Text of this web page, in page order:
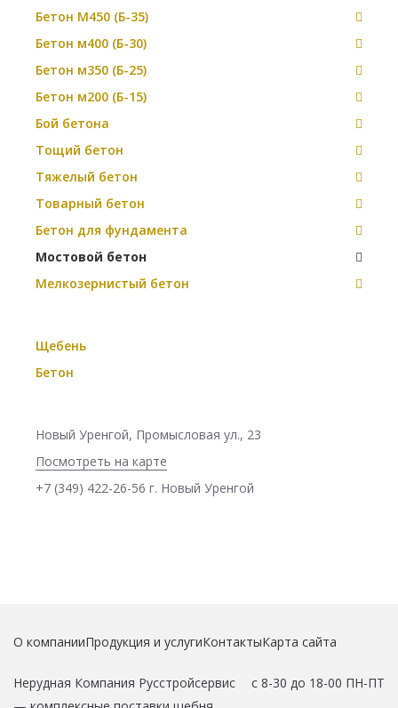
Бетон М450 (Б-35)
Бетон м400 (Б-30)
Бетон м350 (Б-25)
Бетон м200 (Б-15)
Бой бетона
Тощий бетон
Тяжелый бетон
Товарный бетон
Бетон для фундамента
Мостовой бетон
Мелкозернистый бетон
Щебень
Бетон
Новый Уренгой, Промысловая ул., 23
Посмотреть на карте
+7 (349) 422-26-56 г. Новый Уренгой
О компанииПродукция и услугиКонтактыКарта сайта
с 8-30 до 18-00 ПН-ПТ
Нерудная Компания Русстройсервис